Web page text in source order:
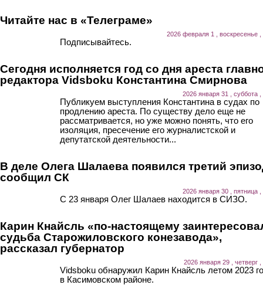
Читайте нас в «Телеграме»
2026 февраля 1 , воскресенье ,
Подписывайтесь.
Сегодня исполняется год со дня ареста
редактора Vidsboku Константина Смирнова
2026 января 31 , суббота ,
Публикуем выступления Константина в судах по
продлению ареста. По существу дело еще не
рассматривается, но уже можно понять, что его
изоляция, пресечение его журналистской и
депутатской деятельности...
В деле Олега Шалаева появился третий
сообщил СК
2026 января 30 , пятница ,
С 23 января Олег Шалаев находится в СИЗО.
Карин Кнайсль «по-настоящему
судьба Старожиловского конезавода»,
рассказал губернатор
2026 января 29 , четверг ,
Vidsboku обнаружил Карин Кнайсль летом 2023
в Касимовском районе.